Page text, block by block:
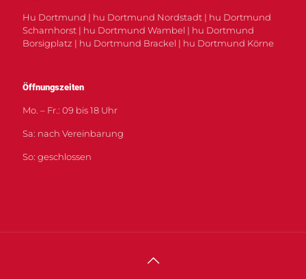
Hu Dortmund | hu Dortmund Nordstadt | hu Dortmund
Scharnhorst | hu Dortmund Wambel | hu Dortmund
Borsigplatz | hu Dortmund Brackel | hu Dortmund Körne
Öffnungszeiten
Mo. – Fr.: 09 bis 18 Uhr
Sa: nach Vereinbarung
So: geschlossen